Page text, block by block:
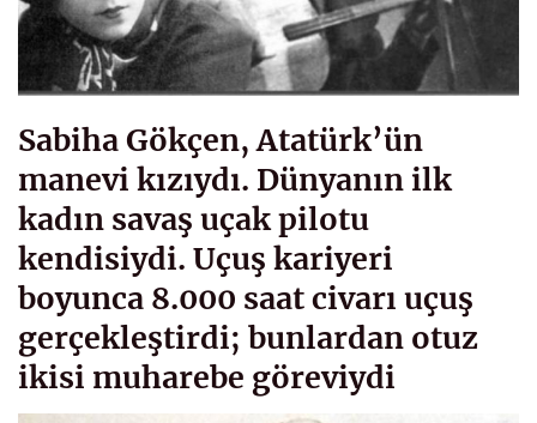
Sabiha Gökçen, Atatürk’ün
manevi kızıydı. Dünyanın ilk
kadın savaş uçak pilotu
kendisiydi. Uçuş kariyeri
boyunca 8.000 saat civarı uçuş
gerçekleştirdi; bunlardan otuz
ikisi muharebe göreviydi